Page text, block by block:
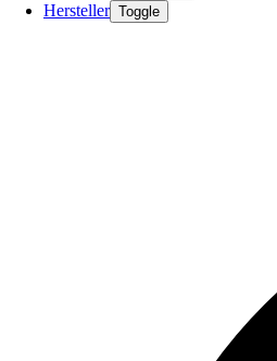
Hersteller Toggle